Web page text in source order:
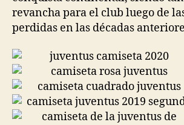
revancha para el club luego de
perdidas en las décadas